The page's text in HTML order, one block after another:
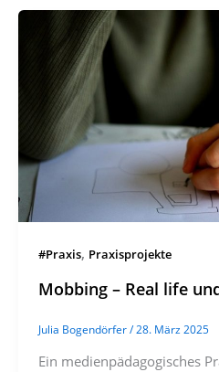
#Praxis, Praxisprojekte
Mobbing – Real life
Julia Bogendörfer/28. März 2025
Ein medienpädagogisches